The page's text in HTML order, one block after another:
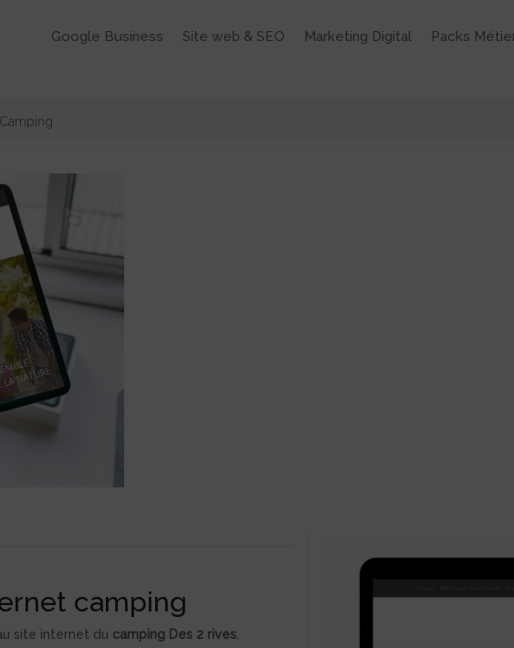
Google Business Site web & SEO Marketing Digital Packs
camping
site internet du camping Des 2 rives